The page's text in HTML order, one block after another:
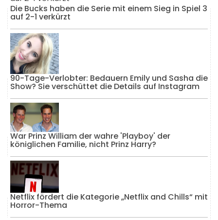
Die Bucks haben die Serie mit einem Sieg in Spiel 3
auf 2-1 verkürzt
90-Tage-Verlobter: Bedauern Emily und Sasha die
Show? Sie verschüttet die Details auf Instagram
War Prinz William der wahre 'Playboy' der
königlichen Familie, nicht Prinz Harry?
Netflix fördert die Kategorie „Netflix and Chills“ mit
Horror-Thema